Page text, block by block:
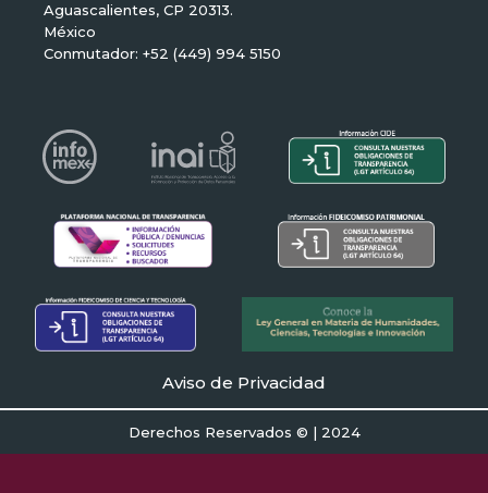
Aguascalientes, CP 20313.
México
Conmutador: +52 (449) 994 5150
Aviso de Privacidad
Derechos Reservados © | 2024